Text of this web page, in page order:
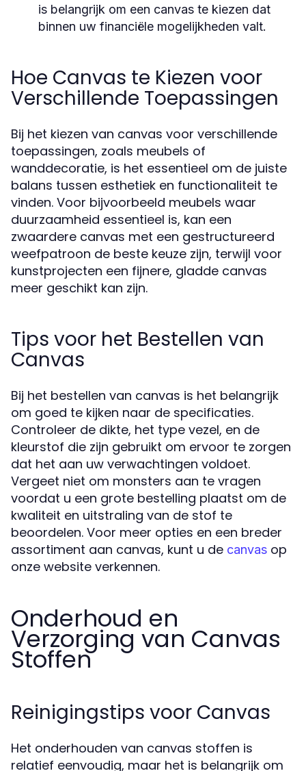
is belangrijk om een canvas te kiezen dat
binnen uw financiële mogelijkheden valt.
Hoe Canvas te Kiezen voor
Verschillende Toepassingen
Bij het kiezen van canvas voor verschillende
toepassingen, zoals meubels of
wanddecoratie, is het essentieel om de juiste
balans tussen esthetiek en functionaliteit te
vinden. Voor bijvoorbeeld meubels waar
duurzaamheid essentieel is, kan een
zwaardere canvas met een gestructureerd
weefpatroon de beste keuze zijn, terwijl voor
kunstprojecten een fijnere, gladde canvas
meer geschikt kan zijn.
Tips voor het Bestellen van
Canvas
Bij het bestellen van canvas is het belangrijk
om goed te kijken naar de specificaties.
Controleer de dikte, het type vezel, en de
kleurstof die zijn gebruikt om ervoor te zorgen
dat het aan uw verwachtingen voldoet.
Vergeet niet om monsters aan te vragen
voordat u een grote bestelling plaatst om de
kwaliteit en uitstraling van de stof te
beoordelen. Voor meer opties en een breder
assortiment aan canvas, kunt u de canvas op
onze website verkennen.
Onderhoud en
Verzorging van Canvas
Stoffen
Reinigingstips voor Canvas
Het onderhouden van canvas stoffen is
relatief eenvoudig, maar het is belangrijk om